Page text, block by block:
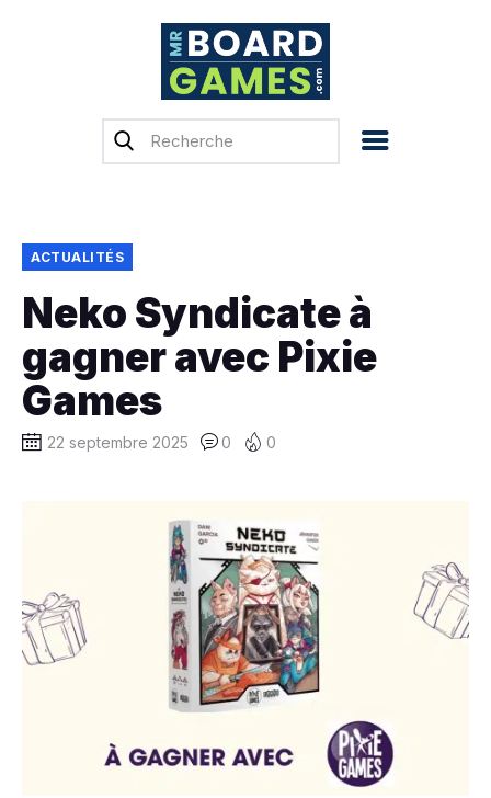
Accueil
Previews
Tops, Conseils &
Guides d’achat
Financement
participatif
Français
ACTUALITÉS
Neko Syndicate à
gagner avec Pixie
Games
22 septembre 2025 0 0